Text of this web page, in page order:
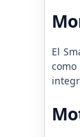
El
como